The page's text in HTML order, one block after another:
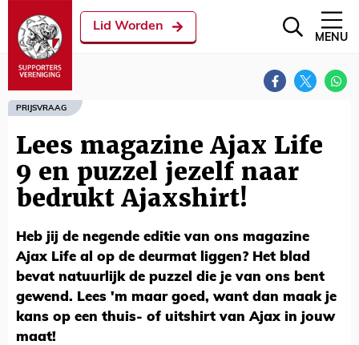
Lid Worden
MENU
PRIJSVRAAG
Lees magazine Ajax Life
9 en puzzel jezelf naar
bedrukt Ajaxshirt!
Heb jij de negende editie van ons magazine
Ajax Life al op de deurmat liggen? Het blad
bevat natuurlijk de puzzel die je van ons bent
gewend. Lees 'm maar goed, want dan maak je
kans op een thuis- of uitshirt van Ajax in jouw
maat!